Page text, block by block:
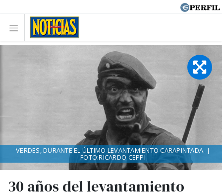
30 años del levantamiento
VERDES, DURANTE EL ÚLTIMO LEVANTAMIENTO CARAPINTADA. |
FOTO:RICARDO CEPPI